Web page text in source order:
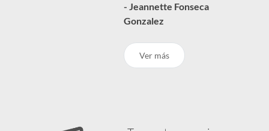
- Jeannette Fonseca
Gonzalez
Ver más